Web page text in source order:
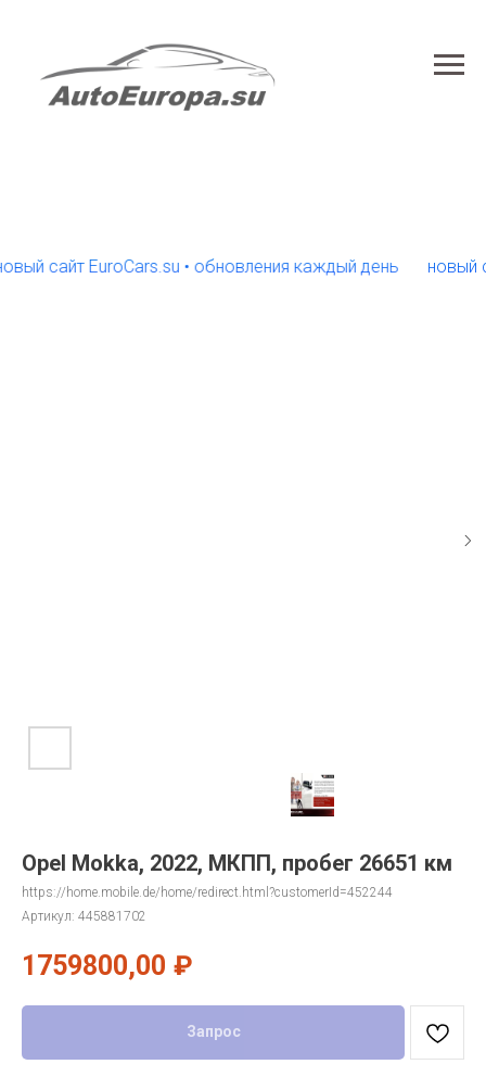
EuroCars.su • обновления каждый день новый сайт
Opel Mokka, 2022, МКПП, пробег 26651 км
https://home.mobile.de/home/redirect.html?customerId=452244
Артикул: 445881702
1759800,00 ₽
Запрос